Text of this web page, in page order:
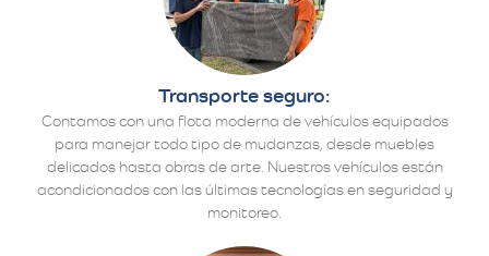
Transporte seguro:
Contamos con una flota moderna de vehículos equipados
para manejar todo tipo de mudanzas, desde muebles
delicados hasta obras de arte. Nuestros vehículos están
acondicionados con las últimas tecnologías en seguridad y
monitoreo.